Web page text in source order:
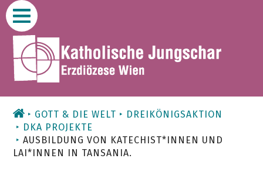
Zum
Inhalt
GOTT & DIE WELT
DREIKÖNIGSAKTION
DKA PROJEKTE
AUSBILDUNG VON KATECHIST*INNEN UND
LAI*INNEN IN TANSANIA.